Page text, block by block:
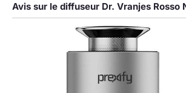
Avis sur le diffuseur Dr. Vranjes Rosso